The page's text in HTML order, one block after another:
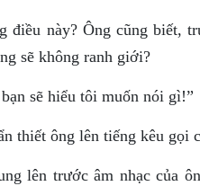
điều này? Ông cũng biết,
sẽ không ranh giới?
sẽ hiểu tôi muốn nói gì!”
thiết ông lên tiếng kêu gọi
lên trước âm nhạc của